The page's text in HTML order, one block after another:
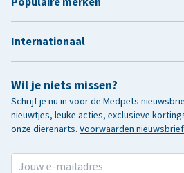
Wil je niets missen?
Schrijf je nu in voor de Medpets
nieuwtjes, leuke acties, exclusieve
onze dierenarts. Voorwaarden nieuwsbrief
Internationaal